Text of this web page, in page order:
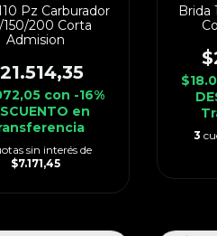
Pz Carburador
150/200 Corta
Admision
con -16%
en
sin interés de
$7.171,45
Brida
3